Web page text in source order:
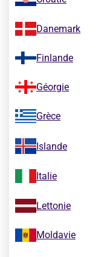
Danemark
Finlande
Géorgie
Grèce
Islande
Italie
Lettonie
Moldavie